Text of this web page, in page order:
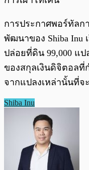
การประกาศพอร์ทัล
พัฒนาของ Shiba Inu
ปล่อยที่ดิน 99,000 แป
ของสกุลเงินดิจิตอลที่
จากแปลงเหล่านั้นที่จ
Shiba Inu